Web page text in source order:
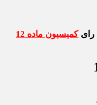
رایکمیسیون ماده 12